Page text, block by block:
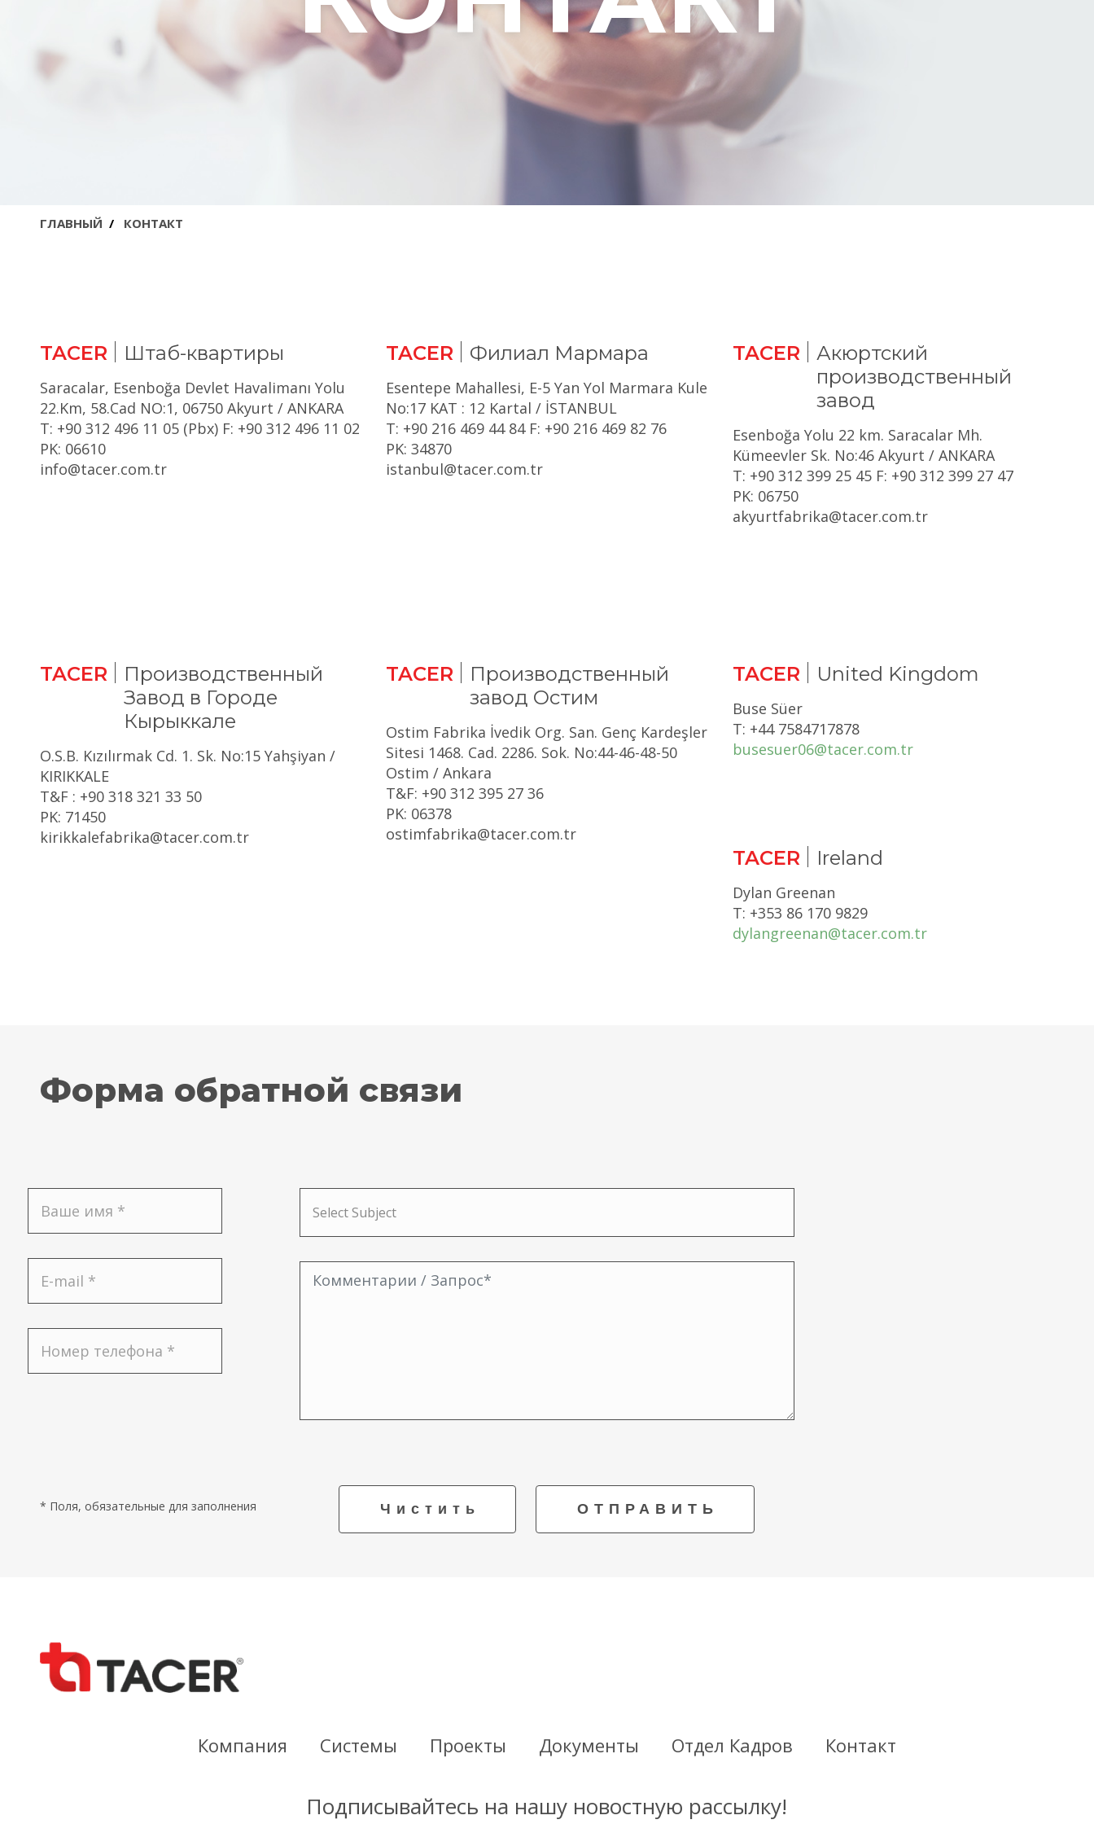
ГЛАВНЫЙ КОНТАКТ
TACER Штаб-квартиры
Saracalar, Esenboğa Devlet Havalimanı Yolu
22.Km, 58.Cad NO:1, 06750 Akyurt / ANKARA
T: +90 312 496 11 05 (Pbx) F: +90 312 496 11 02
PK: 06610
info@tacer.com.tr
TACER Филиал Мармара
Esentepe Mahallesi, E-5 Yan Yol Marmara Kule
No:17 KAT : 12 Kartal / İSTANBUL
T: +90 216 469 44 84 F: +90 216 469 82 76
PK: 34870
istanbul@tacer.com.tr
TACER
Акюртский
производственный
завод
Esenboğa Yolu 22 km. Saracalar Mh.
Kümeevler Sk. No:46 Akyurt / ANKARA
T: +90 312 399 25 45 F: +90 312 399 27 47
PK: 06750
akyurtfabrika@tacer.com.tr
TACER
Производственный
Завод в Городе
Кырыккале
O.S.B. Kızılırmak Cd. 1. Sk. No:15 Yahşiyan /
KIRIKKALE
T&F : +90 318 321 33 50
PK: 71450
kirikkalefabrika@tacer.com.tr
TACER
Производственный
завод Остим
Ostim Fabrika İvedik Org. San. Genç Kardeşler
Sitesi 1468. Cad. 2286. Sok. No:44-46-48-50
Ostim / Ankara
T&F: +90 312 395 27 36
PK: 06378
ostimfabrika@tacer.com.tr
TACER United Kingdom
Buse Süer
T: +44 7584717878
busesuer06@tacer.com.tr
TACER Ireland
Dylan Greenan
T: +353 86 170 9829
dylangreenan@tacer.com.tr
Форма обратной связи
Чистить ОТПРАВИТЬ
* Поля, обязательные для заполнения
Компания Системы Проекты Документы Отдел Кадров Контакт
Подписывайтесь на нашу новостную рассылку!